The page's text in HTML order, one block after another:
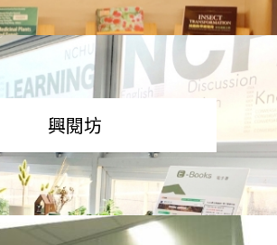
興閱坊